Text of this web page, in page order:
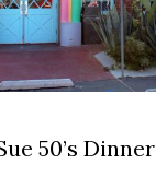
50’s Dinner